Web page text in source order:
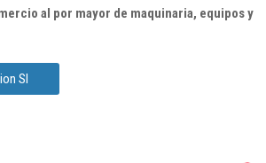
al por mayor de maquinaria, equipos y
Sl